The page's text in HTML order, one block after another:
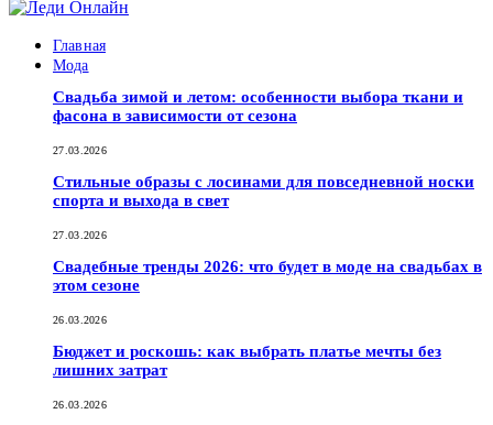
Главная
Мода
Свадьба зимой и летом: особенности выбора ткани и
фасона в зависимости от сезона
27.03.2026
Стильные образы с лосинами для повседневной носки
спорта и выхода в свет
27.03.2026
Свадебные тренды 2026: что будет в моде на свадьбах в
этом сезоне
26.03.2026
Бюджет и роскошь: как выбрать платье мечты без
лишних затрат
26.03.2026